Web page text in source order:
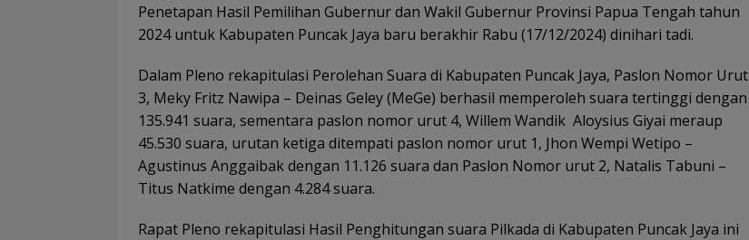
Penetapan Hasil Pemilihan Gubernur dan Wakil Gubernur Provinsi Papua Tengah tahun
2024 untuk Kabupaten Puncak Jaya baru berakhir Rabu (17/12/2024) dinihari tadi.
Dalam Pleno rekapitulasi Perolehan Suara di Kabupaten Puncak Jaya, Paslon Nomor Urut
3, Meky Fritz Nawipa – Deinas Geley (MeGe) berhasil memperoleh suara tertinggi dengan
135.941 suara, sementara paslon nomor urut 4, Willem Wandik Aloysius Giyai meraup
45.530 suara, urutan ketiga ditempati paslon nomor urut 1, Jhon Wempi Wetipo –
Agustinus Anggaibak dengan 11.126 suara dan Paslon Nomor urut 2, Natalis Tabuni –
Titus Natkime dengan 4.284 suara.
Rapat Pleno rekapitulasi Hasil Penghitungan suara Pilkada di Kabupaten Puncak Jaya ini